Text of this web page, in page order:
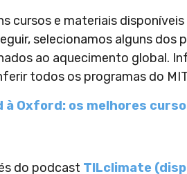
cursos e materiais
selecionamos alguns dos
ao aquecimento global.
todos os programas do
à Oxford: os melhores
do podcast TILclimate